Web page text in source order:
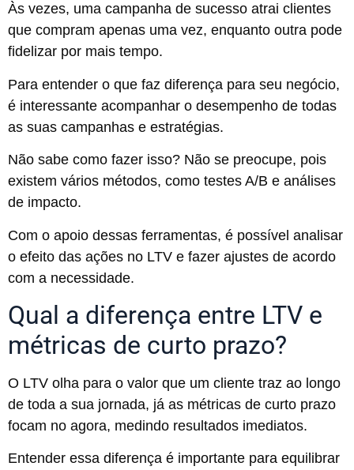
Às vezes, uma campanha de sucesso atrai clientes
que compram apenas uma vez, enquanto outra pode
fidelizar por mais tempo.
Para entender o que faz diferença para seu negócio,
é interessante acompanhar o desempenho de todas
as suas campanhas e estratégias.
Não sabe como fazer isso? Não se preocupe, pois
existem vários métodos, como testes A/B e análises
de impacto.
Com o apoio dessas ferramentas, é possível analisar
o efeito das ações no LTV e fazer ajustes de acordo
com a necessidade.
Qual a diferença entre LTV e
métricas de curto prazo?
O LTV olha para o valor que um cliente traz ao longo
de toda a sua jornada, já as métricas de curto prazo
focam no agora, medindo resultados imediatos.
Entender essa diferença é importante para equilibrar